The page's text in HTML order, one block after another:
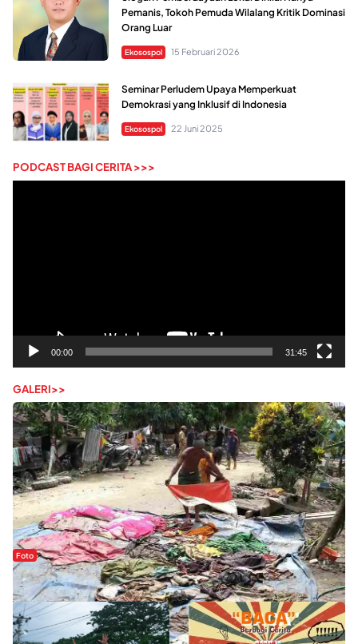
Pemanis, Tokoh Pemuda Wilalang Kritik Dominasi
Orang Luar
Ekosospol 15 Februari 2026
Seminar Perludem Upaya Memperkuat
Demokrasi yang Inklusif di Indonesia
Ekosospol 22 Juni 2025
PODCAST BAGI CERITA >>>
00:00 31:45
GALERI>>
Foto
Sejak Banjir Bandang, Warga Butuhkan Air Bersih